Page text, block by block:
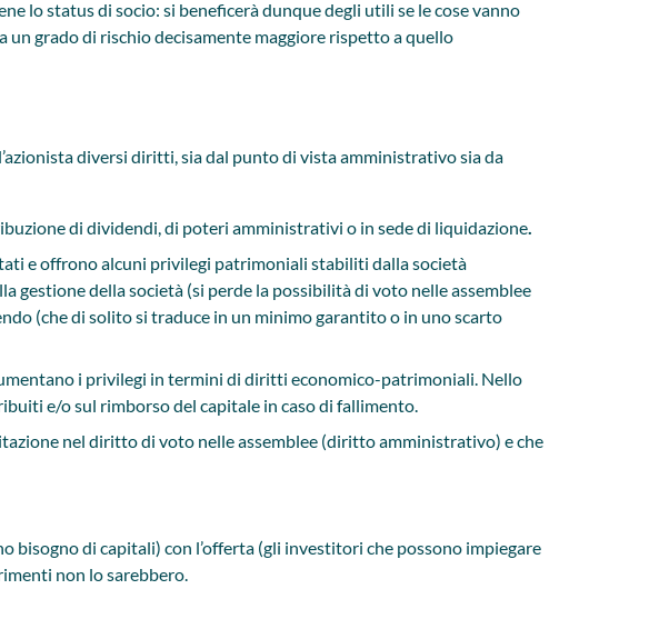
lo status di socio: si beneficerà dunque degli utili se le cose vanno
grado di rischio decisamente maggiore rispetto a quello
diversi diritti, sia dal punto di vista amministrativo sia da
di dividendi, di poteri amministrativi o in sede di liquidazione.
e offrono alcuni privilegi patrimoniali stabiliti dalla società
della società (si perde la possibilità di voto nelle assemblee
(che di solito si traduce in un minimo garantito o in uno scarto
i privilegi in termini di diritti economico-patrimoniali. Nello
e/o sul rimborso del capitale in caso di fallimento.
nel diritto di voto nelle assemblee (diritto amministrativo) e che
bisogno di capitali) con l’offerta (gli investitori che possono impiegare
non lo sarebbero.